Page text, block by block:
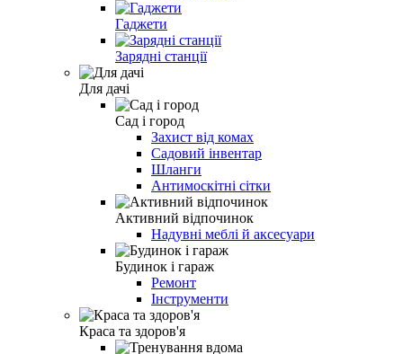
Гаджети
Зарядні станції
Для дачі
Сад і город
Захист від комах
Садовий інвентар
Шланги
Антимоскітні сітки
Активний відпочинок
Надувні меблі й аксесуари
Будинок і гараж
Ремонт
Інструменти
Краса та здоров'я